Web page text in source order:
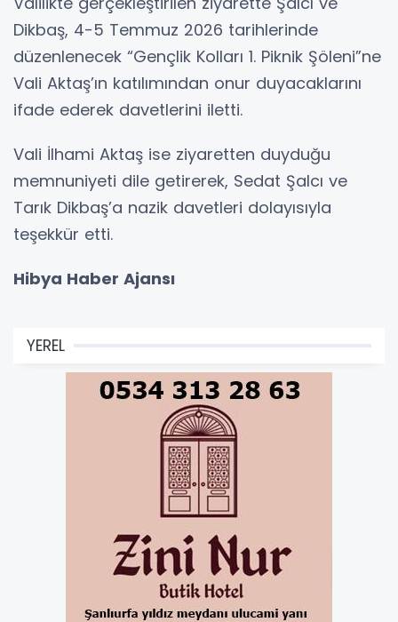
Dikbaş, 4-5 Temmuz 2026 tarihlerinde
düzenlenecek “Gençlik Kolları 1. Piknik Şöleni”ne
Vali Aktaş’ın katılımından onur duyacaklarını
ifade ederek davetlerini iletti.
Vali İlhami Aktaş ise ziyaretten duyduğu
memnuniyeti dile getirerek, Sedat Şalcı ve
Tarık Dikbaş’a nazik davetleri dolayısıyla
teşekkür etti.
Hibya Haber Ajansı
YEREL